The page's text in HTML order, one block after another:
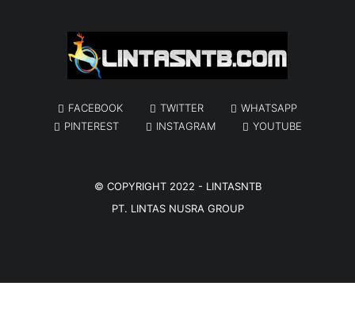
FACEBOOK TWITTER
WHATSAPP
PINTEREST
INSTAGRAM YOUTUBE
© COPYRIGHT 2022 - LINTASNTB
PT. LINTAS NUSRA GROUP